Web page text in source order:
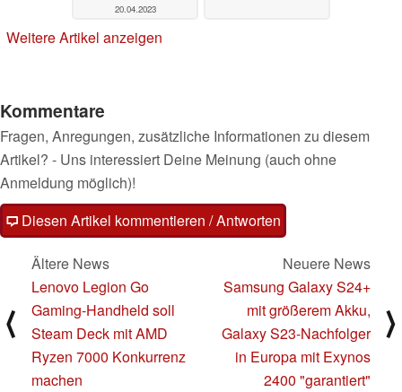
20.04.2023
Weitere Artikel anzeigen
Kommentare
Fragen, Anregungen, zusätzliche Informationen zu diesem
Artikel? - Uns interessiert Deine Meinung (auch ohne
Anmeldung möglich)!
Diesen Artikel kommentieren / Antworten
⟨
Ältere News
Lenovo Legion Go
Gaming-Handheld soll
Steam Deck mit AMD
Ryzen 7000 Konkurrenz
machen
Neuere News
Samsung Galaxy S24+
mit größerem Akku,
Galaxy S23-Nachfolger
in Europa mit Exynos
2400 "garantiert"
⟩